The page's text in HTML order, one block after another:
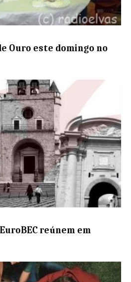
Ouro este domingo no
reúnem em